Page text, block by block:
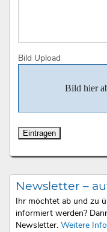
Bild Upload
Bild hier
Newsletter –
Ihr möchtet ab und zu
informiert werden?
Newsletter. Weitere